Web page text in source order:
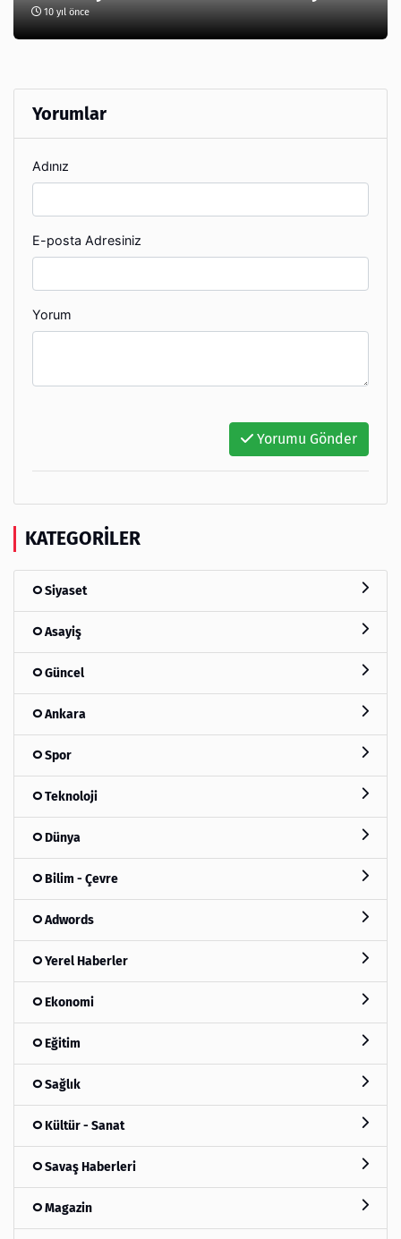
10 yıl önce
Yorumlar
Adınız
E-posta Adresiniz
Yorum
Yorumu Gönder
KATEGORILER
Siyaset
Asayiş
Güncel
Ankara
Spor
Teknoloji
Dünya
Bilim - Çevre
Adwords
Yerel Haberler
Ekonomi
Eğitim
Sağlık
Kültür - Sanat
Savaş Haberleri
Magazin